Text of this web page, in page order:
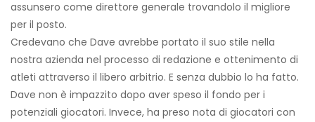
assunsero come direttore generale trovandolo il migliore
per il posto.
Credevano che Dave avrebbe portato il suo stile nella
nostra azienda nel processo di redazione e ottenimento di
atleti attraverso il libero arbitrio. E senza dubbio lo ha fatto.
Dave non è impazzito dopo aver speso il fondo per i
potenziali giocatori. Invece, ha preso nota di giocatori con